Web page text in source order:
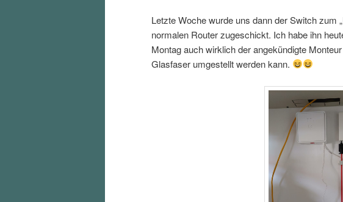
Letzte Woche wurde uns dann der Switch zum
normalen Router zugeschickt. Ich habe ihn
Montag auch wirklich der angekündigte
Glasfaser umgestellt werden kann.